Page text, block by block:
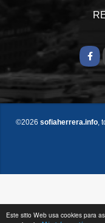
Este sitio Web usa cookies para
X
©2026 sofiaherrera.info,